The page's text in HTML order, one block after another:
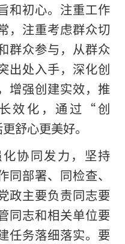
和初心。注重工作
，注重考虑群众切
群众参与，从群众
出处入手，深化创
增强创建实效，推
效化，通过“创
心更美好。
协同发力，坚持
部署、同检查、
政主要负责同志要
同志和相关单位要
任务落细落实。要